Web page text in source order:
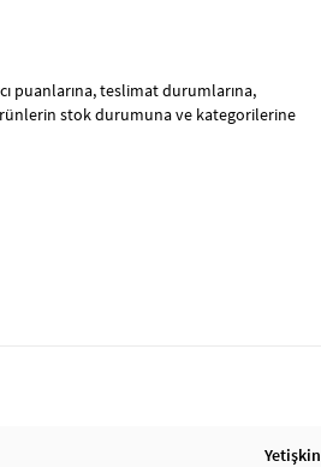
puanlarına, teslimat durumlarına,
stok durumuna ve kategorilerine
Yetişkin